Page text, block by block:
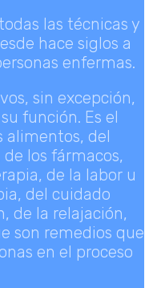
las técnicas y
hace siglos a
enfermas.
sin excepción,
función. Es el
alimentos, del
los fármacos,
de la labor u
del cuidado
de la relajación,
son remedios que
en el proceso